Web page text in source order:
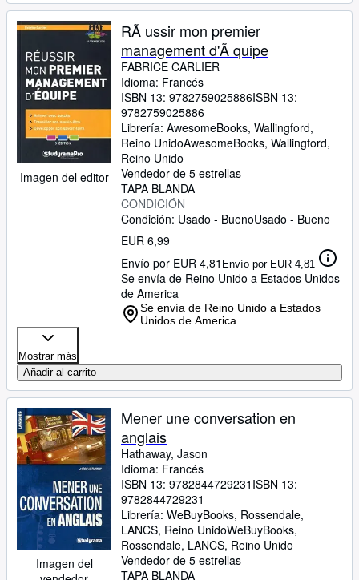
Imagen del editor
RÃ ussir mon premier
management d'Ã quipe
FABRICE CARLIER
Idioma: Francés
ISBN 13: 9782759025886ISBN 13:
9782759025886
Librería: AwesomeBooks, Wallingford,
Reino UnidoAwesomeBooks, Wallingford,
Reino Unido
Vendedor de 5 estrellas
TAPA BLANDA
CONDICIÓN
Condición: Usado - BuenoUsado - Bueno
EUR 6,99
Envío por EUR 4,81 Envío por EUR 4,81
Se envía de Reino Unido a Estados Unidos
de America
Se envía de Reino Unido a Estados
Unidos de America
Mostrar más
Añadir al carrito
Imagen del
Mener une conversation en
anglais
Hathaway, Jason
Idioma: Francés
ISBN 13: 9782844729231 ISBN 13:
9782844729231
Librería: WeBuyBooks, Rossendale,
LANCS, Reino UnidoWeBuyBooks,
Rossendale, LANCS, Reino Unido
Vendedor de 5 estrellas
TAPA BLANDA